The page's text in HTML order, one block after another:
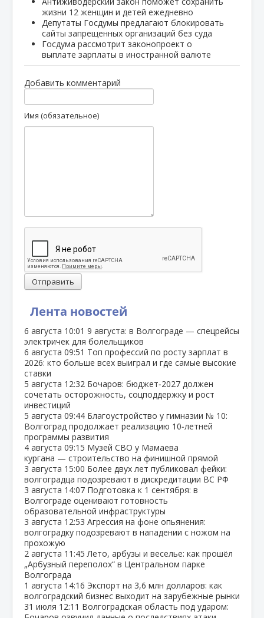
Лента новостей
6 августа 10:01 9 августа: в Волгограде — спецрейсы
электричек для болельщиков
6 августа 09:51 Топ профессий по росту зарплат в
2026: кто больше всех выиграл и где самые высокие
ставки
5 августа 12:32 Бочаров: бюджет‑2027 должен
сочетать осторожность, соцподдержку и рост
инвестиций
5 августа 09:44 Благоустройство у гимназии № 10:
Волгоград продолжает реализацию 10‑летней
программы развития
4 августа 09:15 Музей СВО у Мамаева
кургана — строительство на финишной прямой
3 августа 15:00 Более двух лет публиковал фейки:
волгоградца подозревают в дискредитации ВС РФ
3 августа 14:07 Подготовка к 1 сентября: в
Волгограде оценивают готовность
образовательной инфраструктуры
3 августа 12:53 Агрессия на фоне опьянения:
волгоградку подозревают в нападении с ножом на
прохожую
2 августа 11:45 Лето, арбузы и веселье: как прошёл
„Арбузный переполох“ в Центральном парке
Волгограда
1 августа 14:16 Экспорт на 3,6 млн долларов: как
волгоградский бизнес выходит на зарубежные рынки
31 июля 12:11 Волгоградская область под ударом:
жизни 12 женщин и детей ежедневно
Депутаты Госдумы предлагают блокировать
сайты запрещенных организаций без суда
Госдума рассмотрит законопроект о
выплате зарплаты в иностранной валюте
Добавить комментарий
Имя (обязательное)
Отправить